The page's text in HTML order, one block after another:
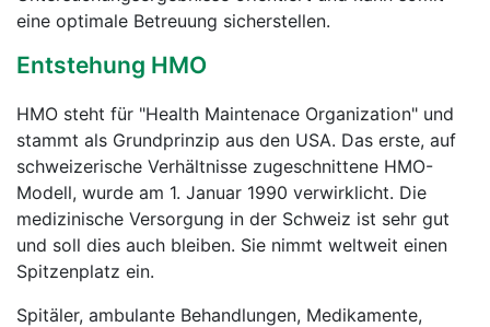
eine optimale Betreuung sicherstellen.
Entstehung HMO
HMO steht für "Health Maintenace Organization" und
stammt als Grundprinzip aus den USA. Das erste, auf
schweizerische Verhältnisse zugeschnittene HMO-
Modell, wurde am 1. Januar 1990 verwirklicht. Die
medizinische Versorgung in der Schweiz ist sehr gut
und soll dies auch bleiben. Sie nimmt weltweit einen
Spitzenplatz ein.
Spitäler, ambulante Behandlungen, Medikamente,